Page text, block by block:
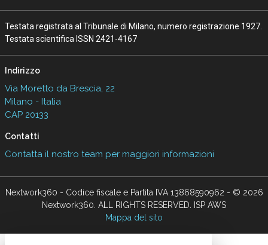
Testata registrata al Tribunale di Milano, numero registrazione 1927.
Testata scientifica ISSN 2421-4167
Indirizzo
Via Moretto da Brescia, 22
Milano - Italia
CAP 20133
Contatti
Contatta il nostro team per maggiori informazioni
Nextwork360 - Codice fiscale e Partita IVA 13868590962 - © 2026
Nextwork360. ALL RIGHTS RESERVED. ISP AWS
Mappa del sito